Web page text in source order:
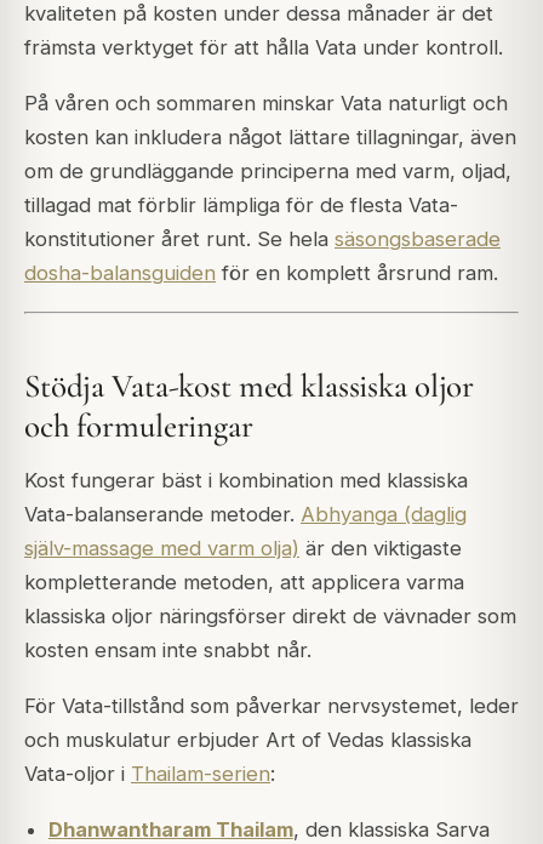
kvaliteten på kosten under dessa månader är det
främsta verktyget för att hålla Vata under kontroll.
På våren och sommaren minskar Vata naturligt och
kosten kan inkludera något lättare tillagningar, även
om de grundläggande principerna med varm, oljad,
tillagad mat förblir lämpliga för de flesta Vata-
konstitutioner året runt. Se hela säsongsbaserade
dosha-balansguiden för en komplett årsrund ram.
Stödja Vata-kost med klassiska oljor
och formuleringar
Kost fungerar bäst i kombination med klassiska
Vata-balanserande metoder. Abhyanga (daglig
själv-massage med varm olja) är den viktigaste
kompletterande metoden, att applicera varma
klassiska oljor näringsförser direkt de vävnader som
kosten ensam inte snabbt når.
För Vata-tillstånd som påverkar nervsystemet, leder
och muskulatur erbjuder Art of Vedas klassiska
Vata-oljor i Thailam-serien:
Dhanwantharam Thailam, den klassiska Sarva